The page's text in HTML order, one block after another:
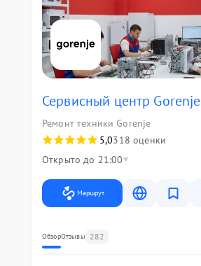
Сервисный центр Gorenje
Ремонт техники Gorenje
5,0318 оценки
Открыто до 21:00
Маршрут
ОбзорОтзывы 282